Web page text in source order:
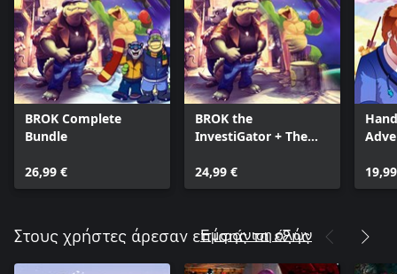
BROK Complete
Bundle
26,99 €
BROK the
InvestiGator + The
24,99 €
Στους χρήστες άρεσαν επίσης τα εξής
Εμφάνιση όλων